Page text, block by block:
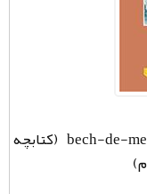
فرآوری خیارهای دریایی به صورت bech-de-mer (کتابچه